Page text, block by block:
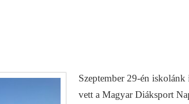
Szeptember 29-én iskolánk
vett a Magyar Diáksport